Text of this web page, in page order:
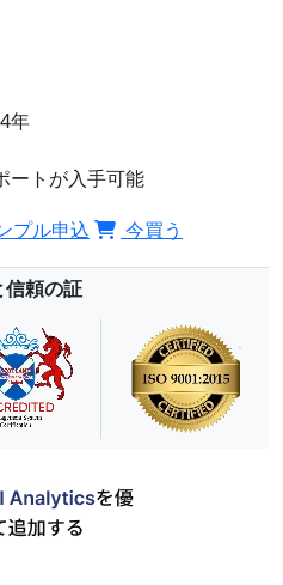
年
ートが入手可能
プル申込 今買う
信頼の証